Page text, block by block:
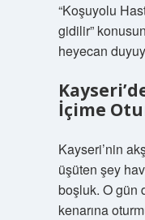
“Koşuyolu
gidilir”
heyecan
İçime
Kayseri’nin
üşüten şey
boşluk. O gün
kenarına